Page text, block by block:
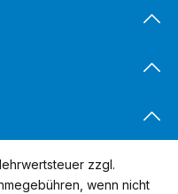
zzgl.
wenn nicht